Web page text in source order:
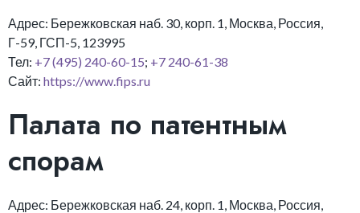
Адрес: Бережковская наб. 30, корп. 1, Москва, Россия,
Г-59, ГСП-5, 123995
Тел: +7 (495) 240-60-15; +7 240-61-38
Сайт: https://www.fips.ru
Палата по патентным
спорам
Адрес: Бережковская наб. 24, корп. 1, Москва, Россия,